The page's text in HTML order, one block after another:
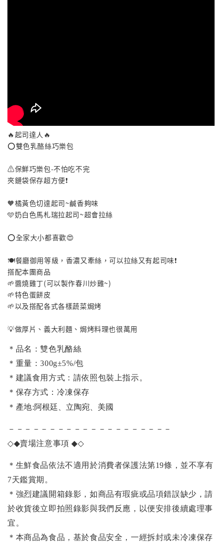
🔥起司達人🔥
⭕️雙色乳酪絲巧樂包
⚠️保鮮巧樂包-不怕吃不完
夾鏈袋保存超方便❗️
🧡橘黃色切達起司~鹹香夠味
🩵奶白色馬札瑞拉起司~超會拉絲
⭕️全家大小都喜歡😍
🍽️餐廳御用等級，香濃又牽絲，可以拉絲又有起司味❗️
搭配本團商品
🌱醬燒雞丁(可以製作春川炒雞~)
🌱特色蛋餅皮
🌱以及搭配各式各樣蔬菜焗烤
💡做厚片、義大利麵、焗烤料理也很萬用
＊ 品名：雙色乳酪絲
＊重量：300g±5%/包
＊建議食用方式：請依照包裝上指示。
＊保存方式：冷凍保存
＊產地:阿根廷、立陶宛、美國
－－－－－－－－－－－－－－－－－－－－
◇◆賣場注意事項◆◇
＊生鮮食品依法不適用於消費者保護法第19條，並不享有
7天鑑賞期。
＊強烈建議開箱錄影，如商品有瑕疵或品項錯誤缺少，請
於收貨後立即拍照錄影與我們反應，以便安排後續處理事
宜。
＊本商品為食品，基於食品安全，一經拆封或未冷凍保存